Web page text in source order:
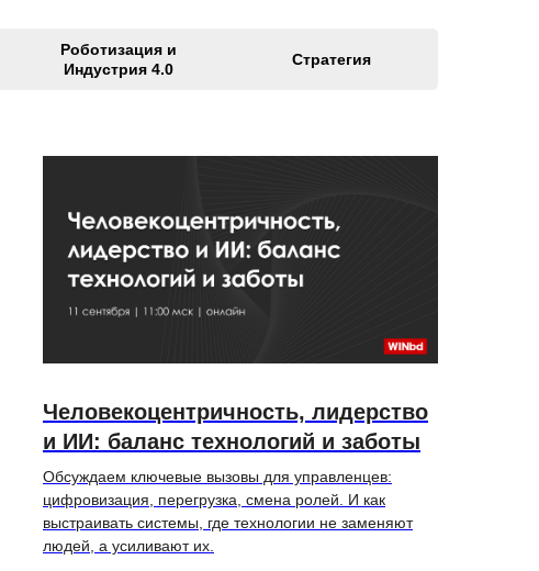
Роботизация и
Индустрия 4.0
Стратегия
Человекоцентричность, лидерство
и ИИ: баланс технологий и заботы
Обсуждаем ключевые вызовы для управленцев:
цифровизация, перегрузка, смена ролей. И как
выстраивать системы, где технологии не заменяют
людей, а усиливают их.